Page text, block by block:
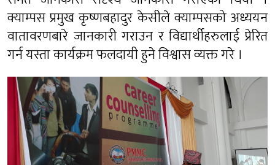
क्याम्पस प्रमुख कृष्णबहादुर केसीले क्याम्पसको अध्ययन
वातावरणबारे जानकारी गराउन र विद्यार्थीहरुलाई प्रेरित
गर्न यस्ता कार्यक्रम फलदायी हुने विश्वास व्यक्त गरे ।